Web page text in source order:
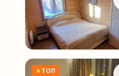
★ТОП